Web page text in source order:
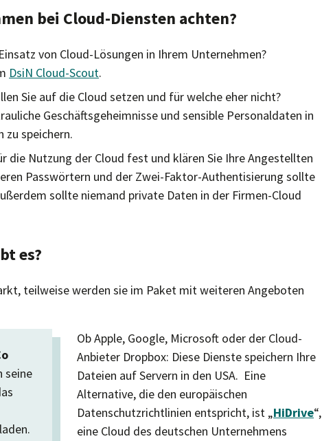
bei Cloud-Diensten achten?
von Cloud-Lösungen in Ihrem Unternehmen?
DsiN Cloud-Scout.
Sie auf die Cloud setzen und für welche eher nicht?
Geschäftsgeheimnisse und sensible Personaldaten in
zu speichern.
die Nutzung der Cloud fest und klären Sie Ihre Angestellten
Passwörtern und der Zwei-Faktor-Authentisierung sollte
sollte niemand private Daten in der Firmen-Cloud
es?
teilweise werden sie im Paket mit weiteren Angeboten
seine
Ob Apple, Google, Microsoft oder der Cloud-
Anbieter Dropbox: Diese Dienste speichern Ihre
Dateien auf Servern in den USA. Eine
Alternative, die den europäischen
Datenschutzrichtlinien entspricht, ist „HiDrive“,
eine Cloud des deutschen Unternehmens